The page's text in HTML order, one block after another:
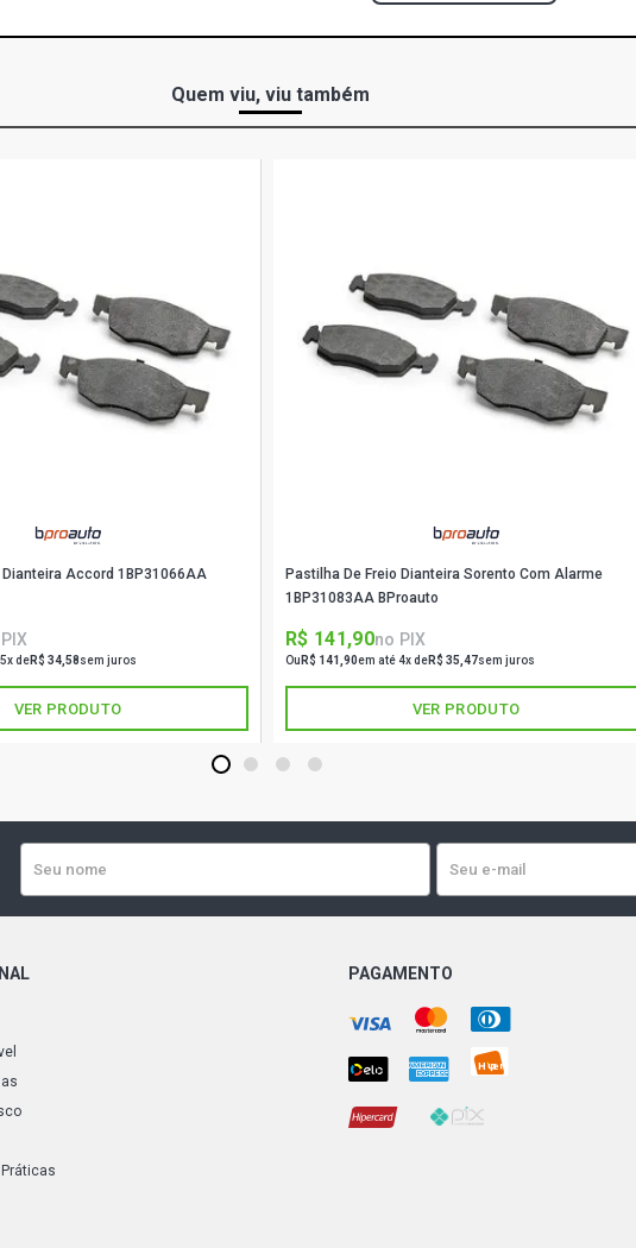
Quem viu, viu também
Accord 1BP31066AA
deR$ 34,58sem juros
VER PRODUTO
Pastilha De Freio Dianteira Sorento Com Alarme
1BP31083AA BProauto
R$ 141,90no PIX
Ou R$ 141,90em até 4x deR$ 35,47sem juros
VER PRODUTO
1 2 3 4
PAGAMENTO